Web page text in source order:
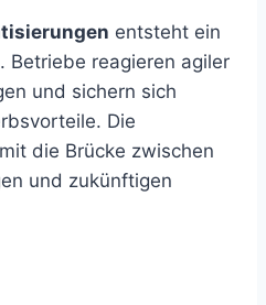
entsteht ein
Betriebe reagieren agiler
und sichern sich
Die
die Brücke zwischen
und zukünftigen